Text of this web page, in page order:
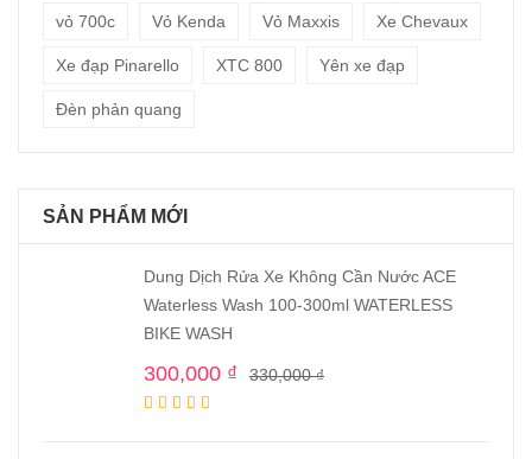
vỏ 700c Vỏ Kenda Vỏ Maxxis Xe Chevaux
Xe đạp Pinarello XTC 800 Yên xe đạp
Đèn phản quang
SẢN PHẨM MỚI
Dung Dịch Rửa Xe Không Cần Nước ACE
Waterless Wash 100-300ml WATERLESS
BIKE WASH
330,000₫
300,000 ₫